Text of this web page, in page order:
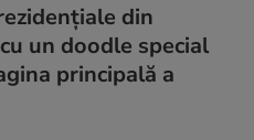
din
un doodle special
principală a